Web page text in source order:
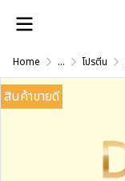
Home ... โปรตีน
สินค้าขายดี